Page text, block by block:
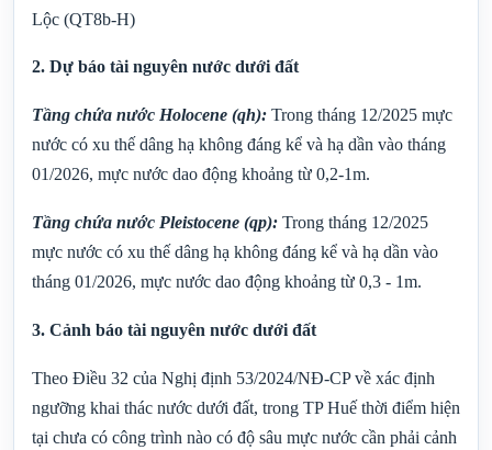
Lộc (QT8b-H)
2. Dự báo tài nguyên nước dưới đất
Tầng chứa nước Holocene (qh): Trong tháng 12/2025 mực
nước có xu thế dâng hạ không đáng kể và hạ dần vào tháng
01/2026, mực nước dao động khoảng từ 0,2-1m.
Tầng chứa nước Pleistocene (qp): Trong tháng 12/2025
mực nước có xu thế dâng hạ không đáng kể và hạ dần vào
tháng 01/2026, mực nước dao động khoảng từ 0,3 - 1m.
3. Cảnh báo tài nguyên nước dưới đất
Theo Điều 32 của Nghị định 53/2024/NĐ-CP về xác định
ngưỡng khai thác nước dưới đất, trong TP Huế thời điểm hiện
tại chưa có công trình nào có độ sâu mực nước cần phải cảnh